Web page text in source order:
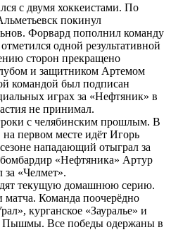
с двумя хоккеистами. По
покинул
Форвард пополнил команду
одной результативной
сторон прекращено
и защитником Артемом
командой был подписан
играх за «Нефтяник» в
не принимал.
с челябинским прошлым. В
первом месте идёт Игорь
нападающий отыграл за
«Нефтяника» Артур
за «Челмет».
текущую домашнюю серию.
Команда поочерёдно
курганское «Зауралье» и
Все победы одержаны в